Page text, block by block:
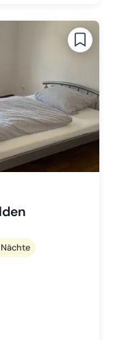
wechseln
wechseln